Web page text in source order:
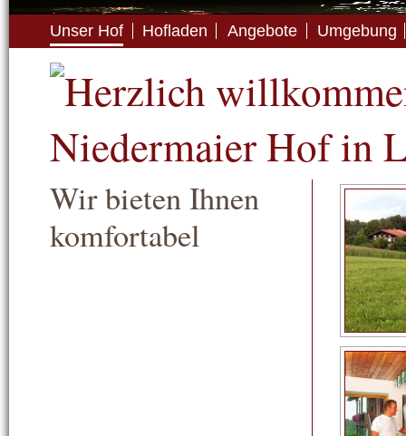
Unser Hof Hofladen Angebote Umgebung
Wir bieten Ihnen
komfortabel